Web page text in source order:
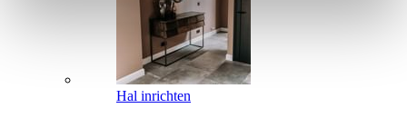
Hal inrichten